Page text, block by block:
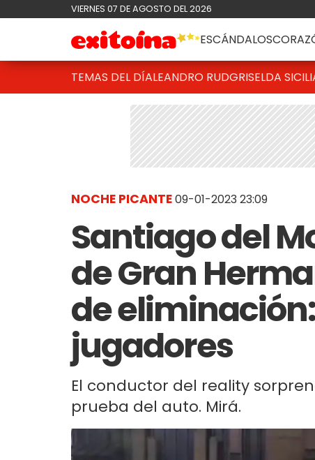
VIERNES 07 DE AGOSTO DEL 2026
ESCÁNDALOS
TEMAS DEL DÍALEANDRO RUDGRISELDA
NOCHE PICANTE09-01-2023 23:09
Santiago del
de Gran
de
jugadores
El conductor del reality
prueba del auto. Mirá.